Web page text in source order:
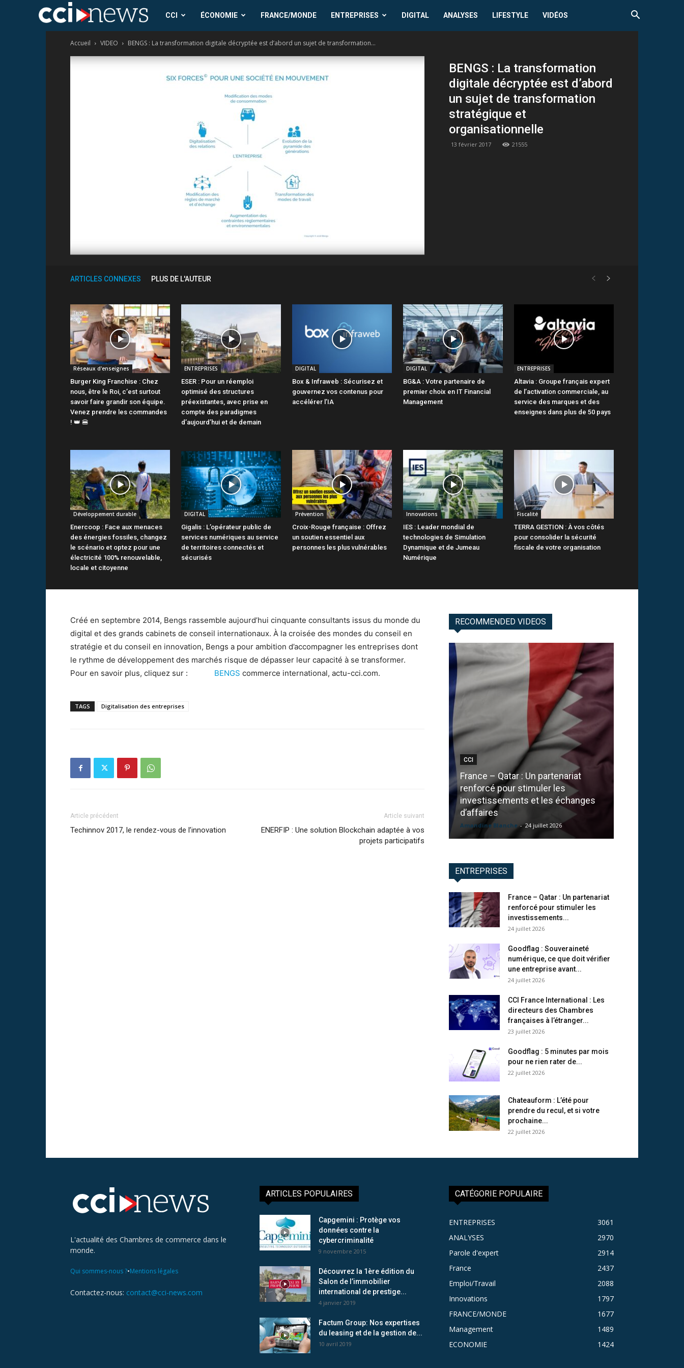
CCI
News
CCI ÉCONOMIE FRANCE/MONDE ENTREPRISES DIGITAL ANALYSES LIFESTYLE VIDÉOS
Accueil VIDEO BENGS : La transformation digitale décryptée est d’abord un sujet de transformation...
BENGS : La transformation
digitale décryptée est d’abord
un sujet de transformation
stratégique et
organisationnelle
13 février 2017 21555
ARTICLES CONNEXES PLUS DE L'AUTEUR
Réseaux d'enseignes
Burger King Franchise : Chez
nous, être le Roi, c’est surtout
savoir faire grandir son équipe.
Venez prendre les commandes
! 👑 🍔
ENTREPRISES
ESER : Pour un réemploi
optimisé des structures
préexistantes, avec prise en
compte des paradigmes
d’aujourd’hui et de demain
DIGITAL
Box & Infraweb : Sécurisez et
gouvernez vos contenus pour
accélérer l’IA
DIGITAL
BG&A : Votre partenaire de
premier choix en IT Financial
Management
ENTREPRISES
Altavia : Groupe français expert
de l’activation commerciale, au
service des marques et des
enseignes dans plus de 50 pays
Développement durable
Enercoop : Face aux menaces
des énergies fossiles, changez
le scénario et optez pour une
électricité 100% renouvelable,
locale et citoyenne
DIGITAL
Gigalis : L’opérateur public de
services numériques au service
de territoires connectés et
sécurisés
Prévention
Croix-Rouge française : Offrez
un soutien essentiel aux
personnes les plus vulnérables
Innovations
IES : Leader mondial de
technologies de Simulation
Dynamique et de Jumeau
Numérique
Fiscalité
TERRA GESTION : À vos côtés
pour consolider la sécurité
fiscale de votre organisation
Créé en septembre 2014, Bengs rassemble aujourd’hui cinquante consultants issus du monde du
digital et des grands cabinets de conseil internationaux. À la croisée des mondes du conseil en
stratégie et du conseil en innovation, Bengs a pour ambition d’accompagner les entreprises dont
le rythme de développement des marchés risque de dépasser leur capacité à se transformer.
Pour en savoir plus, cliquez sur : BENGS commerce international, actu-cci.com.
TAGS Digitalisation des entreprises
Article précédent
Techinnov 2017, le rendez-vous de l’innovation
Article suivant
ENERFIP : Une solution Blockchain adaptée à vos
projets participatifs
RECOMMENDED VIDEOS
CCI
France – Qatar : Un partenariat
renforcé pour stimuler les
investissements et les échanges
d’affaires
Amandine Blanche - 24 juillet 2026
ENTREPRISES
France – Qatar : Un partenariat
renforcé pour stimuler les
investissements...
24 juillet 2026
Goodflag : Souveraineté
numérique, ce que doit vérifier
une entreprise avant...
24 juillet 2026
CCI France International : Les
directeurs des Chambres
françaises à l’étranger...
23 juillet 2026
Goodflag : 5 minutes par mois
pour ne rien rater de...
22 juillet 2026
Chateauform : L’été pour
prendre du recul, et si votre
prochaine...
22 juillet 2026
L'actualité des Chambres de commerce dans le
monde.
Qui sommes-nous ?•Mentions légales
Contactez-nous: contact@cci-news.com
ARTICLES POPULAIRES
Capgemini : Protège vos
données contre la
cybercriminalité
9 novembre 2015
Découvrez la 1ère édition du
Salon de l’immobilier
international de prestige...
4 janvier 2019
Factum Group: Nos expertises
du leasing et de la gestion de...
10 avril 2019
CATÉGORIE POPULAIRE
ENTREPRISES
3061
ANALYSES
2970
Parole d'expert
2914
France
2437
Emploi/Travail
2088
Innovations
1797
FRANCE/MONDE
1677
Management
1489
ECONOMIE
1424